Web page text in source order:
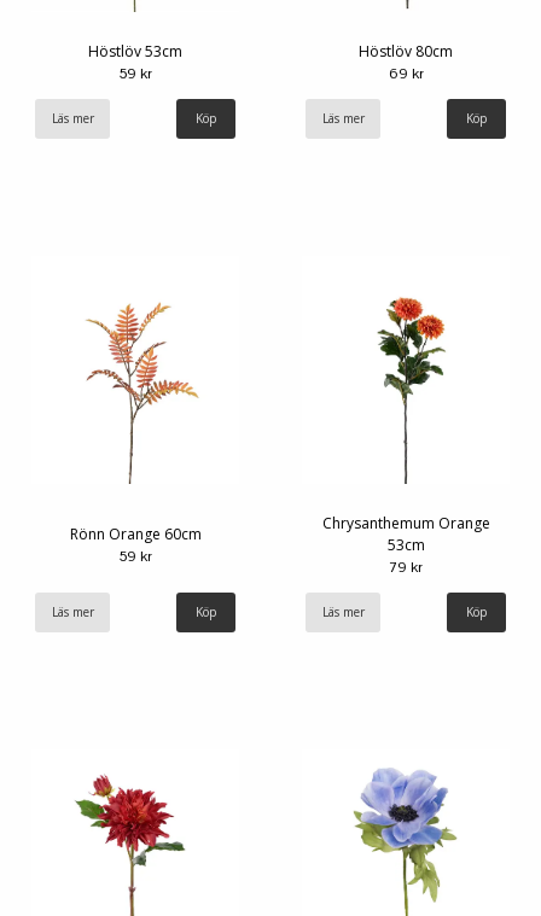
Höstlöv 53cm
59 kr
Läs mer
Höstlöv 80cm
69 kr
Läs mer
Rönn Orange 60cm
59 kr
Läs mer
Chrysanthemum Orange
53cm
79 kr
Läs mer